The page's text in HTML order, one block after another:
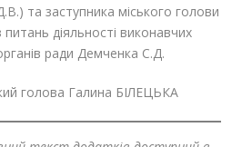
та заступника міського голови
питань діяльності виконавчих
ради Демченка С.Д.
голова Галина БІЛЕЦЬКА